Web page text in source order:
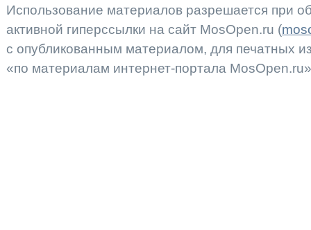
Использование материалов разрешается при
активной гиперссылки на сайт MosOpen.ru (
с опубликованным материалом, для печатных
«по материалам интернет-портала